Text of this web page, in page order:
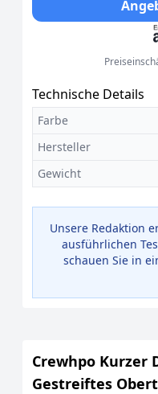
Technische Details
Farbe
Hersteller
Gewicht
Unsere Redaktion
ausführlichen
schauen Sie in
Crewhpo Kurzer
Gestreiftes